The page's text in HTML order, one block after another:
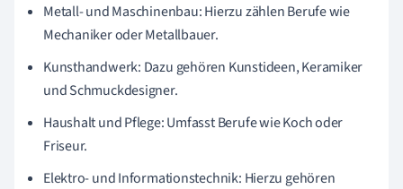
Metall- und Maschinenbau: Hierzu zählen Berufe wie
Mechaniker oder Metallbauer.
Kunsthandwerk: Dazu gehören Kunstideen, Keramiker
und Schmuckdesigner.
Haushalt und Pflege: Umfasst Berufe wie Koch oder
Friseur.
Elektro- und Informationstechnik: Hierzu gehören